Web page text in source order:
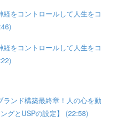
をコントロールして人生をコ
をコントロールして人生をコ
ランド構築最終章！人の心を動
グとUSPの設定】 (22:58)